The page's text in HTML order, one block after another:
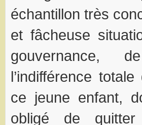
échantillon très
et fâcheuse
gouvernance,
l’indifférence
ce jeune enfant,
obligé de quitter